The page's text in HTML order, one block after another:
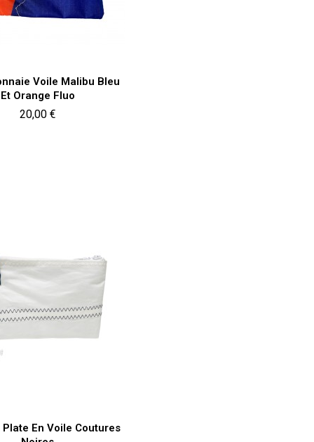
Voile Malibu Bleu
Et Orange Fluo
Prix
20,00 €
Aperçu rapide
En Voile Coutures
Aperçu rapide